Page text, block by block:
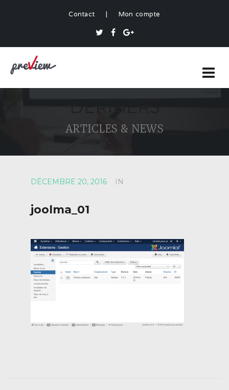
Contact | Mon compte
ARTICLES & NEWS
DÉCEMBRE 20, 2016 IN
joolma_01